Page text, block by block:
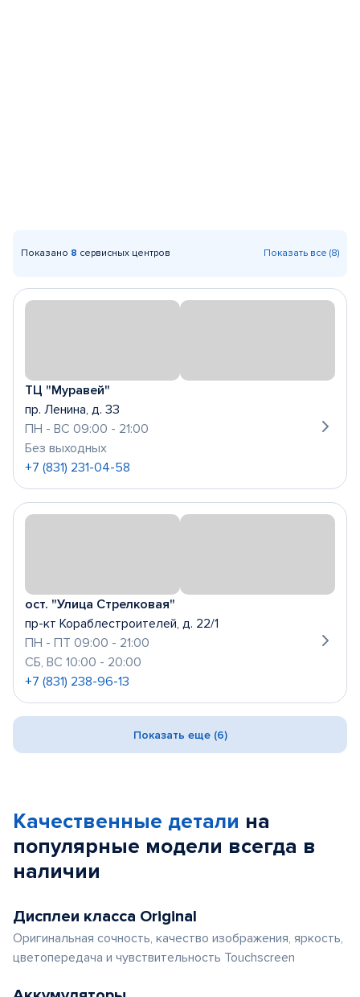
Показано 8 сервисных центров Показать все (8)
ТЦ "Муравей"
пр. Ленина, д. 33
ПН - ВС 09:00 - 21:00
Без выходных
+7 (831) 231-04-58
ост. "Улица Стрелковая"
пр-кт Кораблестроителей, д. 22/1
ПН - ПТ 09:00 - 21:00
СБ, ВС 10:00 - 20:00
+7 (831) 238-96-13
Показать еще (6)
Качественные детали на
популярные модели всегда в
наличии
Дисплеи класса Original
Оригинальная сочность, качество изображения, яркость,
цветопередача и чувствительность Touchscreen